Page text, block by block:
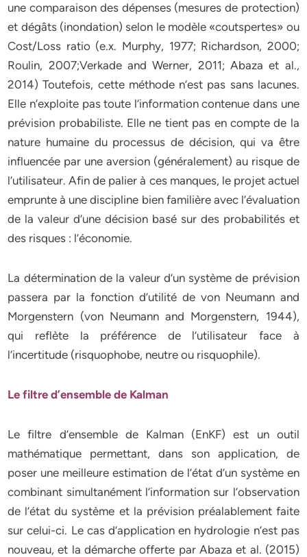
une comparaison des dépenses (mesures de protection)
et dégâts (inondation) selon le modèle «coutspertes» ou
Cost/Loss ratio (e.x. Murphy, 1977; Richardson, 2000;
Roulin, 2007;Verkade and Werner, 2011; Abaza et al.,
2014) Toutefois, cette méthode n’est pas sans lacunes.
Elle n’exploite pas toute l’information contenue dans une
prévision probabiliste. Elle ne tient pas en compte de la
nature humaine du processus de décision, qui va être
influencée par une aversion (généralement) au risque de
l’utilisateur. Afin de palier à ces manques, le projet actuel
emprunte à une discipline bien familière avec l’évaluation
de la valeur d’une décision basé sur des probabilités et
des risques : l’économie.
La détermination de la valeur d’un système de prévision
passera par la fonction d’utilité de von Neumann and
Morgenstern (von Neumann and Morgenstern, 1944),
qui reflète la préférence de l’utilisateur face à
l’incertitude (risquophobe, neutre ou risquophile).
Le filtre d’ensemble de Kalman
Le filtre d’ensemble de Kalman (EnKF) est un outil
mathématique permettant, dans son application, de
poser une meilleure estimation de l’état d’un système en
combinant simultanément l’information sur l’observation
de l’état du système et la prévision préalablement faite
sur celui-ci. Le cas d’application en hydrologie n’est pas
nouveau, et la démarche offerte par Abaza et al. (2015)